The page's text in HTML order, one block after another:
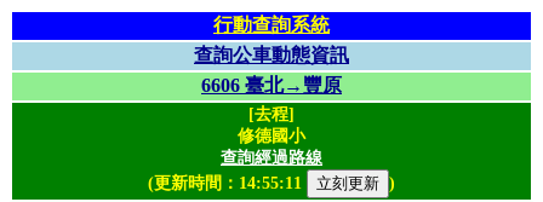
行動查詢系統
查詢公車動態資訊
6606 臺北→豐原
[去程]
修德國小
查詢經過路線
(更新時間： 14:55:11 )